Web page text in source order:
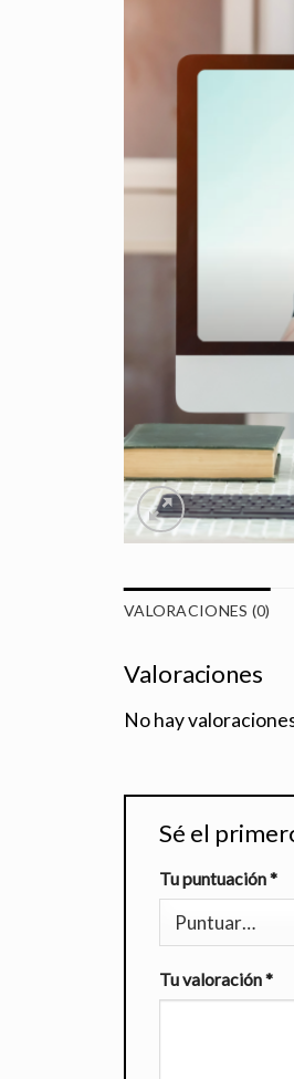
VALORACIONES (0)
Valoraciones
No hay
Sé el
Tu puntuación*
Tu valoración*